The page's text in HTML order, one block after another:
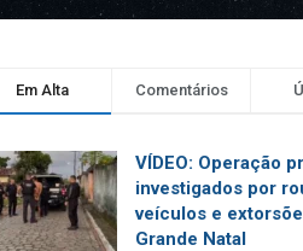
Em Alta Comentários
VÍDEO: Operação
investigados por
veículos e
Grande Natal